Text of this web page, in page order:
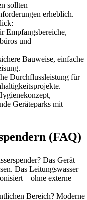
sollten
erheblich.
Empfangsbereiche,
und
Bauweise, einfache
Durchflussleistung für
Geräteparks mit
(FAQ)
Das Gerät
Das Leitungswasser
– ohne externe
Bereich? Moderne